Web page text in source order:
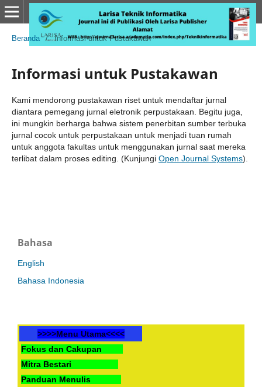
Beranda / Informasi untuk Pustakawan
Informasi untuk Pustakawan
Kami mendorong pustakawan riset untuk mendaftar jurnal
diantara pemegang jurnal eletronik perpustakaan. Begitu juga,
ini mungkin berharga bahwa sistem penerbitan sumber terbuka
jurnal cocok untuk perpustakaan untuk menjadi tuan rumah
untuk anggota fakultas untuk menggunakan jurnal saat mereka
terlibat dalam proses editing. (Kunjungi Open Journal Systems).
Bahasa
English
Bahasa Indonesia
>>>>Menu Utama<<<<
Fokus dan Cakupan
Mitra Bestari
Panduan Menulis